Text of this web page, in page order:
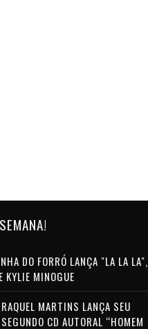
DO FORRÓ LANÇA "LA LA LA",
KYLIE MINOGUE
RAQUEL MARTINS LANÇA SEU
SEGUNDO CD AUTORAL “HOMEM